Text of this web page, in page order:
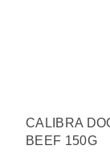
CALIBRA
BEEF 150G